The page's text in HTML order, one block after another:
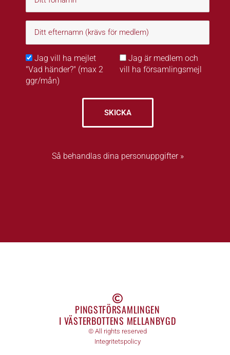
Jag vill ha mejlet
"Vad händer?" (max 2
ggr/mån)
Jag är medlem och
vill ha församlingsmejl
SKICKA
Så behandlas dina personuppgifter »
PINGSTFÖRSAMLINGEN
I VÄSTERBOTTENS MELLANBYGD
© All rights reserved
Integritetspolicy